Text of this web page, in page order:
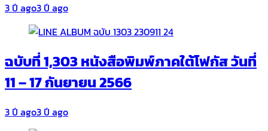
3 ปี ago3 ปี ago
ฉบับที่ 1,303 หนังสือพิมพ์ภาคใต้โฟกัส วันที่
11 – 17 กันยายน 2566
3 ปี ago3 ปี ago